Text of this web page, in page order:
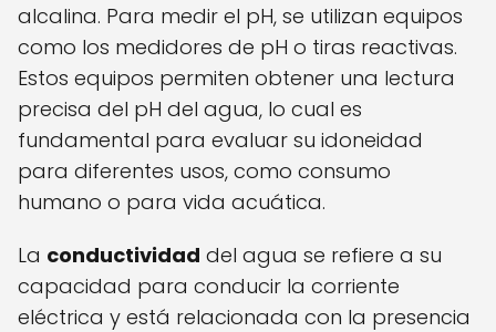
alcalina. Para medir el pH, se utilizan equipos
como los medidores de pH o tiras reactivas.
Estos equipos permiten obtener una lectura
precisa del pH del agua, lo cual es
fundamental para evaluar su idoneidad
para diferentes usos, como consumo
humano o para vida acuática.
La conductividad del agua se refiere a su
capacidad para conducir la corriente
eléctrica y está relacionada con la presencia